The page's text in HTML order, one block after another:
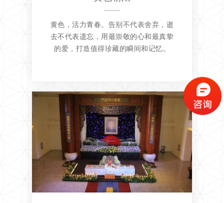
黄色，活力青春。告别不代表舍弃，逝
去不代表遗忘，用最崇敬的心和最真挚
的爱，打造值得珍藏的瞬间和记忆。